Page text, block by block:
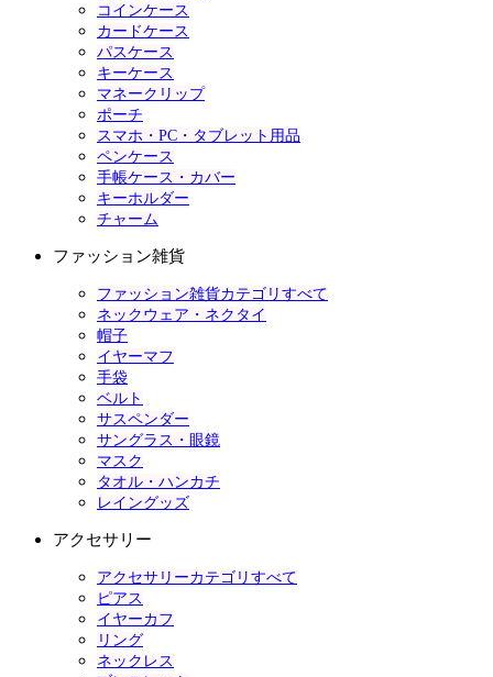
コインケース
カードケース
パスケース
キーケース
マネークリップ
ポーチ
スマホ・PC・タブレット用品
ペンケース
手帳ケース・カバー
キーホルダー
チャーム
ファッション雑貨
ファッション雑貨カテゴリすべて
ネックウェア・ネクタイ
帽子
イヤーマフ
手袋
ベルト
サスペンダー
サングラス・眼鏡
マスク
タオル・ハンカチ
レイングッズ
アクセサリー
アクセサリーカテゴリすべて
ピアス
イヤーカフ
リング
ネックレス